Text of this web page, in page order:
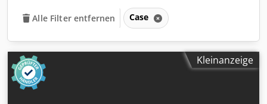
Alle Filter entfernen Case
Kleinanzeige